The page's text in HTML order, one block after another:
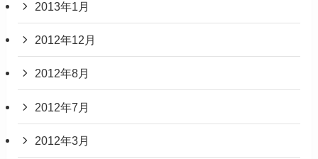
2013年1月
2012年12月
2012年8月
2012年7月
2012年3月